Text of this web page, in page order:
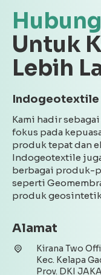
Untuk
Lebih
Indogeotextile
Kami hadir
fokus pada
produk tepat dan
Indogeotextile
berbagai produk-
seperti
produk
Alamat
Kirana Two
Kec. Kelapa
Prov. DKI